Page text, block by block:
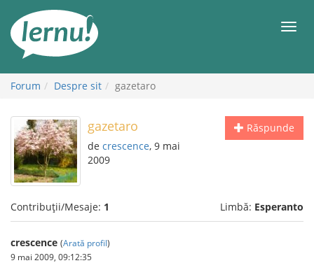
conținut
Forum Despre sit gazetaro
Răspunde
gazetaro
de crescence, 9 mai
2009
Contribuții/Mesaje: 1 Limbă: Esperanto
crescence (Arată profil)
9 mai 2009, 09:12:35